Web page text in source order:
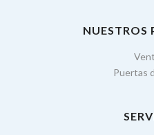
NUESTROS
Puertas